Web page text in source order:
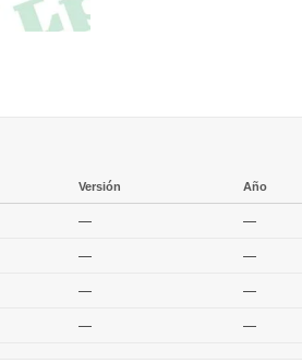
Versión Año
— —
— —
— —
— —